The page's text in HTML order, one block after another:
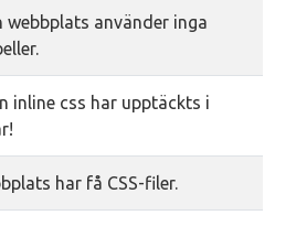
webbplats använder inga
inline css har upptäckts i
har få CSS-filer.